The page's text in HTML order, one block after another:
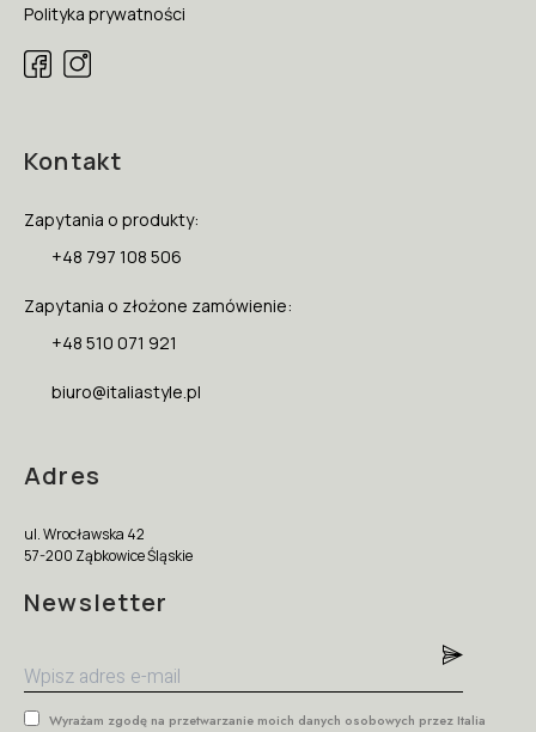
Polityka prywatności
Kontakt
Zapytania o produkty:
+48 797 108 506
Zapytania o złożone zamówienie:
+48 510 071 921
biuro@italiastyle.pl
Adres
ul. Wrocławska 42
57-200 Ząbkowice Śląskie
Newsletter
Wyrażam zgodę na przetwarzanie moich danych osobowych przez Italia